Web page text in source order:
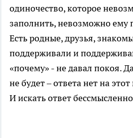
одиночество, которое
заполнить, невозможно ему
Есть родные, друзья,
поддерживали и
«почему» - не давал покоя.
не будет – ответа нет на
И искать ответ